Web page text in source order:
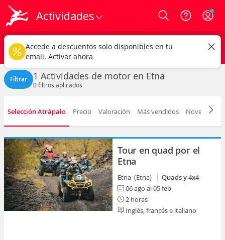
Actividades Login
Etna ciudad
Actividades de motor Cualquier fecha
CAMBIAR
Filtrar 1 Actividades de motor en Etna
0filtros aplicados
Selección Atrápalo Precio Valoración Más vendidos Novedad
Tour en quad por el
Etna
Etna (Etna)
Quads y 4x4
06 ago al 05 feb
2 horas
Inglés, francés e italiano
Accede a descuentos solo disponibles en tu
email. Activar ahora